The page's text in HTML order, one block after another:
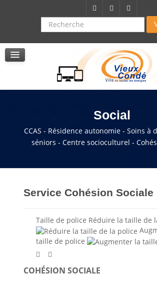
Recherche
La résidence autonomie
Service de soins infirmers à domicile
Service d'aide à domicile
Pole multi services accompagnement seniors
Social
CCAS - Résidence autonomie - Soins à
séniors - Centre socioculturel -
Service Cohésion Sociale
Taille de police Réduire la taille de
taille de police
COHÉSION SOCIALE